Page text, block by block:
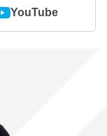
YouTube